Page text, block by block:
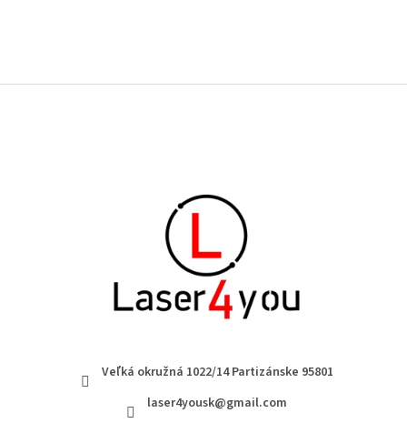
Veľká okružná 1022/14 Partizánske 95801
laser4yousk@gmail.com